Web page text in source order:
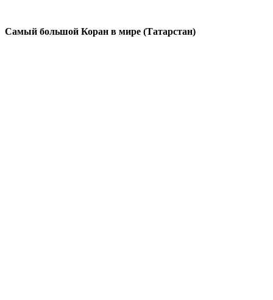
Самый большой Коран в мире (Татарстан)